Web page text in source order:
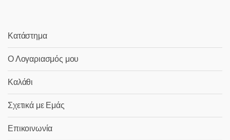
Κατάστημα
Ο Λογαριασμός μου
Καλάθι
Σχετικά με Εμάς
Επικοινωνία